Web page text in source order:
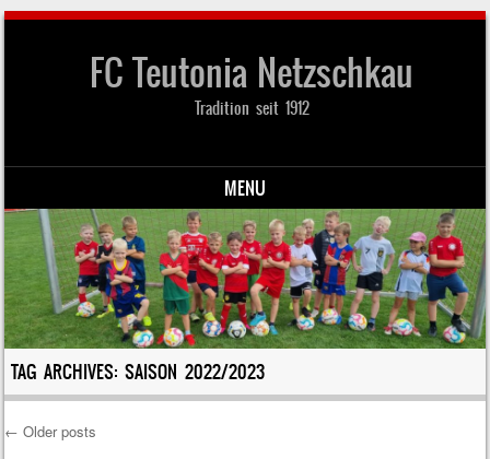
FC Teutonia Netzschkau
Tradition seit 1912
MENU
Skip to content
TAG ARCHIVES:SAISON 2022/2023
← Older posts